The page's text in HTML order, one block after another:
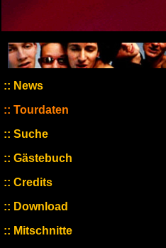
News
Tourdaten
Suche
Gästebuch
Credits
Download
Mitschnitte